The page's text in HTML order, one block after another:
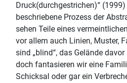
Druck(durchgestrichen)“
beschriebene Prozess der
sehen Teile eines
vor allem auch Linien, Muster,
sind „blind“, das Gelände
doch fantasieren wir eine
Schicksal oder gar ein